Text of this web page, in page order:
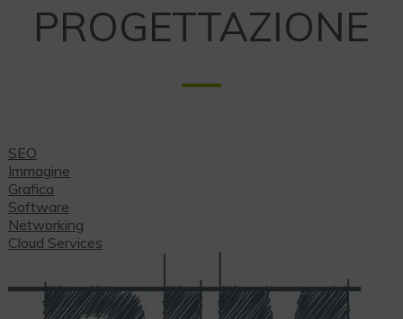
PROGETTAZIONE
SEO
Immagine
Grafica
Software
Networking
Cloud Services